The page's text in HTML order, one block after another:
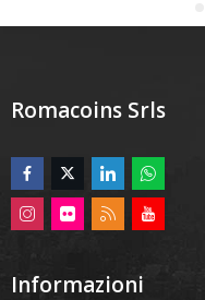
Romacoins Srls
Informazioni